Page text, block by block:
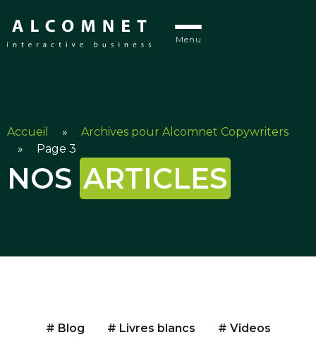
Menu
Accueil »
Archives pour Alcomnet Copywriters
»
Page 3
NOS ARTICLES
# Blog # Livres blancs # Videos